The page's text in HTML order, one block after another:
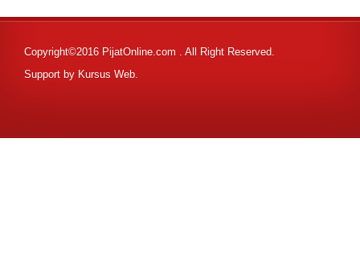
Copyright©2016 PijatOnline.com . All Right Reserved.
Support by Kursus Web